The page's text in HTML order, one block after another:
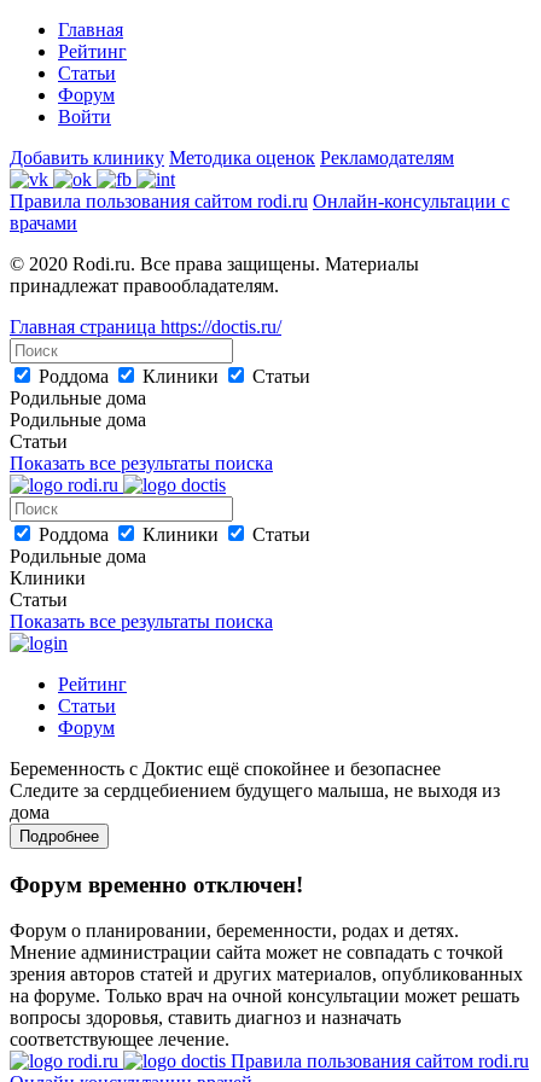
Главная
Рейтинг
Статьи
Форум
Войти
Добавить клинику Методика оценок Рекламодателям
Правила пользования сайтом rodi.ru Онлайн-консультации с
врачами
© 2020 Rodi.ru. Все права защищены. Материалы
принадлежат правообладателям.
Главная страница https://doctis.ru/
Роддома Клиники
Статьи
Родильные дома
Родильные дома
Статьи
Показать все результаты поиска
Роддома Клиники
Статьи
Родильные дома
Клиники
Статьи
Показать все результаты поиска
Рейтинг
Статьи
Форум
Беременность с Доктис ещё спокойнее и безопаснее
Следите за сердцебиением будущего малыша, не выходя из
дома
Подробнее
Форум временно отключен!
Форум о планировании, беременности, родах и детях.
Мнение администрации сайта может не совпадать с точкой
зрения авторов статей и других материалов, опубликованных
на форуме. Только врач на очной консультации может решать
вопросы здоровья, ставить диагноз и назначать
соответствующее лечение.
Правила пользования сайтом rodi.ru